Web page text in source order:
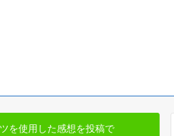
を使用した感想を投稿で